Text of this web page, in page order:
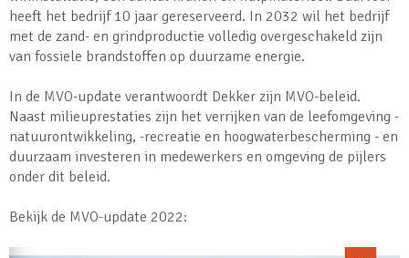
heeft het bedrijf 10 jaar gereserveerd. In 2032 wil het bedrijf
met de zand- en grindproductie volledig overgeschakeld zijn
van fossiele brandstoffen op duurzame energie.
In de MVO-update verantwoordt Dekker zijn MVO-beleid.
Naast milieuprestaties zijn het verrijken van de leefomgeving -
natuurontwikkeling, -recreatie en hoogwaterbescherming - en
duurzaam investeren in medewerkers en omgeving de pijlers
onder dit beleid.
Bekijk de MVO-update 2022: